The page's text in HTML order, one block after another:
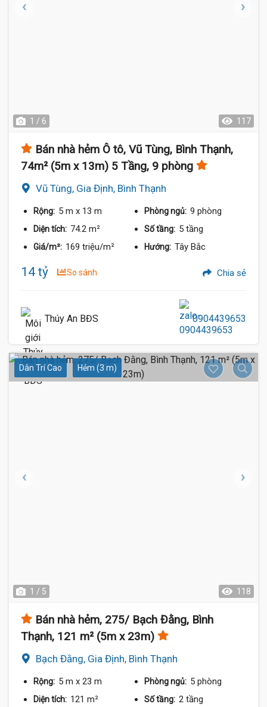
1 / 6 117
Bán nhà hẻm Ô tô, Vũ Tùng, Bình Thạnh,
74m² (5m x 13m) 5 Tầng, 9 phòng
Vũ Tùng, Gia Định, Bình Thạnh
Rộng: 5 m x 13 m Phòng ngủ: 9 phòng
Diện tích: 74.2 m² Số tầng: 5 tầng
Giá/m²: 169 triệu/m² Hướng: Tây Bắc
14 tỷ So sánh Chia sẻ
Thúy An BĐS 0904439653
Dân Trí Cao Hẻm (3 m)
1 / 5 118
Bán nhà hẻm, 275/ Bạch Đằng, Bình
Thạnh, 121 m² (5m x 23m)
Bạch Đằng, Gia Định, Bình Thạnh
Rộng: 5 m x 23 m Phòng ngủ: 5 phòng
Diện tích: 121 m² Số tầng: 2 tầng